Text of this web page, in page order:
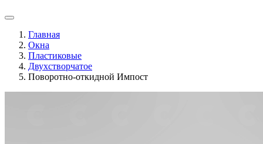
Главная
Окна
Пластиковые
Двухстворчатое
Поворотно-откидной Импост